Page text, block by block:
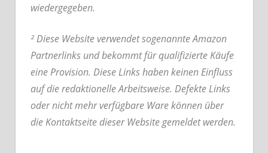
wiedergegeben.
² Diese Website verwendet sogenannte Amazon
Partnerlinks und bekommt für qualifizierte Käufe
eine Provision. Diese Links haben keinen Einfluss
auf die redaktionelle Arbeitsweise. Defekte Links
oder nicht mehr verfügbare Ware können über
die Kontaktseite dieser Website gemeldet werden.